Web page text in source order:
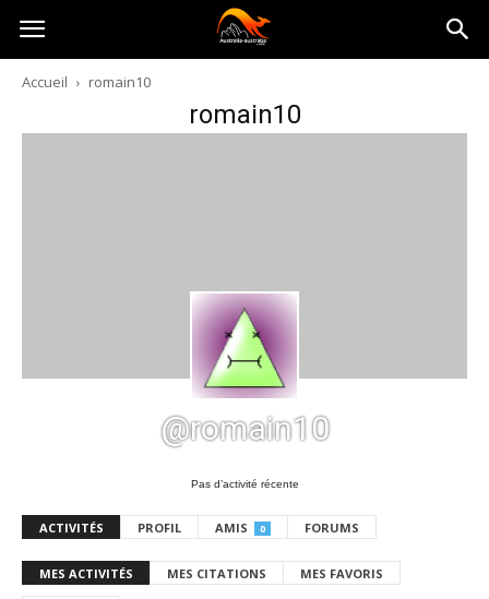
Australia-
australie.com
Accueil romain10
romain10
@romain10
Pas d’activité récente
ACTIVITÉS PROFIL AMIS 0 FORUMS
MES ACTIVITÉS MES CITATIONS MES FAVORIS